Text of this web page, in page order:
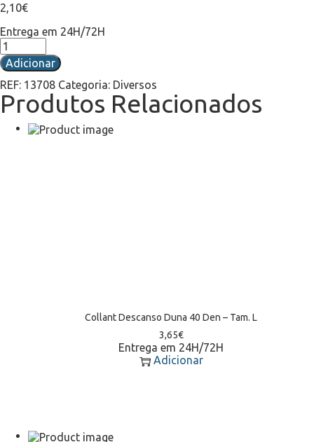
2,10€
Entrega em 24H/72H
Adicionar
REF: 13708 Categoria: Diversos
Produtos Relacionados
Collant Descanso Duna 40 Den – Tam. L
3,65€
Entrega em 24H/72H
Adicionar